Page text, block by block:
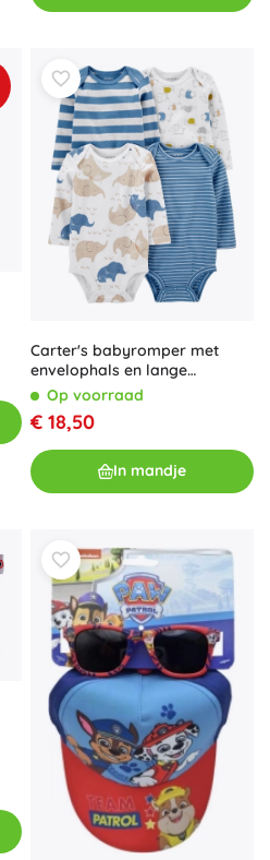
Carter's babyromper met
envelophals en lange
mouwen, set van 4 stuks, voor
jongens (maat 56 / NB)
Op voorraad
€ 18,50
In mandje